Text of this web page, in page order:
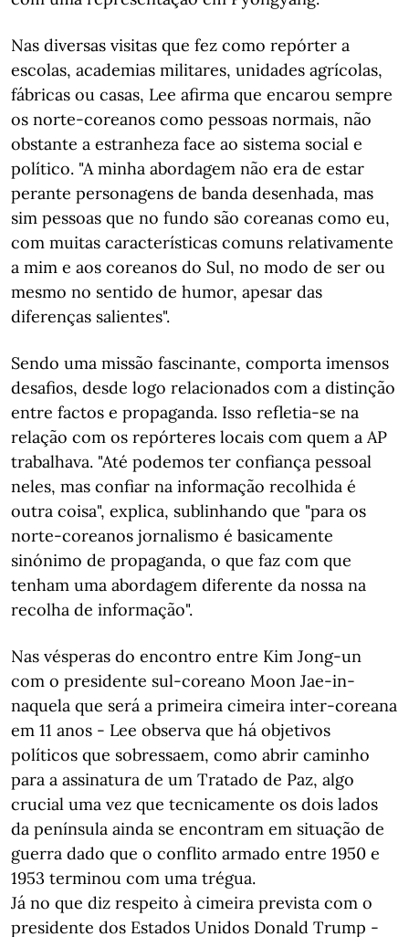
Nas diversas visitas que fez como repórter a
escolas, academias militares, unidades agrícolas,
fábricas ou casas, Lee afirma que encarou sempre
os norte-coreanos como pessoas normais, não
obstante a estranheza face ao sistema social e
político. "A minha abordagem não era de estar
perante personagens de banda desenhada, mas
sim pessoas que no fundo são coreanas como eu,
com muitas características comuns relativamente
a mim e aos coreanos do Sul, no modo de ser ou
mesmo no sentido de humor, apesar das
diferenças salientes".
Sendo uma missão fascinante, comporta imensos
desafios, desde logo relacionados com a distinção
entre factos e propaganda. Isso refletia-se na
relação com os repórteres locais com quem a AP
trabalhava. "Até podemos ter confiança pessoal
neles, mas confiar na informação recolhida é
outra coisa", explica, sublinhando que "para os
norte-coreanos jornalismo é basicamente
sinónimo de propaganda, o que faz com que
tenham uma abordagem diferente da nossa na
recolha de informação".
Nas vésperas do encontro entre Kim Jong-un
com o presidente sul-coreano Moon Jae-in-
naquela que será a primeira cimeira inter-coreana
em 11 anos - Lee observa que há objetivos
políticos que sobressaem, como abrir caminho
para a assinatura de um Tratado de Paz, algo
crucial uma vez que tecnicamente os dois lados
da península ainda se encontram em situação de
guerra dado que o conflito armado entre 1950 e
1953 terminou com uma trégua.
Já no que diz respeito à cimeira prevista com o
presidente dos Estados Unidos Donald Trump -